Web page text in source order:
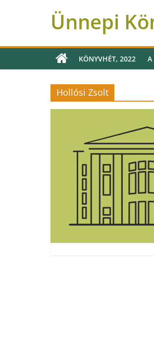
Ünnepi
KÖNYVHÉT, 2022 A
Hollósi Zsolt